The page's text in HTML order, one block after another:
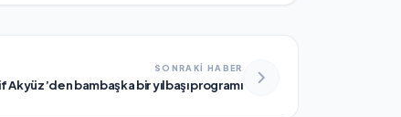
SONRAKİ HABER
Akyüz’den bambaşka bir yılbaşı programı